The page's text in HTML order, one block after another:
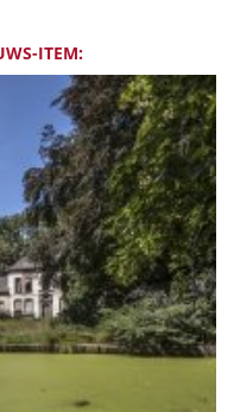
ITEM: